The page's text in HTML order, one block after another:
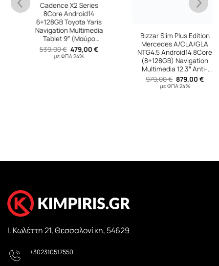
Cadence X2 Series
8Core Android14
6+128GB Toyota Yaris
Navigation Multimedia
Tablet 9″ (Μαύρο
Χρώμα)
539,00€ Original
price
479,00€Η
τρέχουσα
με ΦΠΑ 24%
NTG4.5 Android14 8Core
(8+128GB) Navigation
Multimedia 12.3″ Anti-
reflection
979,00€ Original
price
was:
979,00 €.
879,00€Η
τιμή
είναι:
με ΦΠΑ 24%
Ι. Κωλέττη 21, Θεσσαλονίκη, 54629
+302310517550